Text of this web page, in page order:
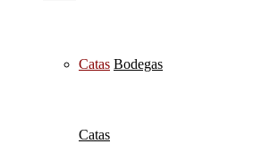
Catas Bodegas
Catas